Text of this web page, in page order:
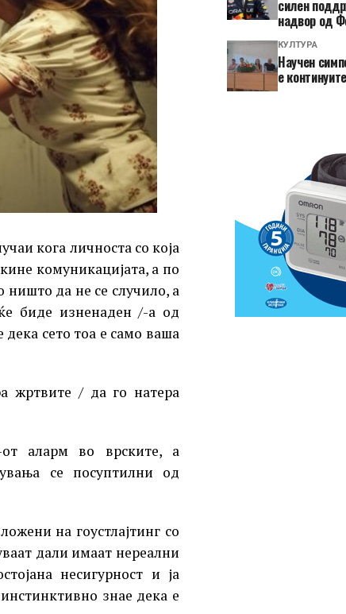
кога личноста со која
комуникацијата, а по
ништо да не се случило, а
биде изненаден /-а од
сето тоа е само ваша
жртвите / да го натера
от аларм во врските, а
се посуптилни од
на гоустлајтинг со
дали имаат нереални
несигурност и ја
знае дека е
силен
надвор од
КУЛТУРА
Научен
е